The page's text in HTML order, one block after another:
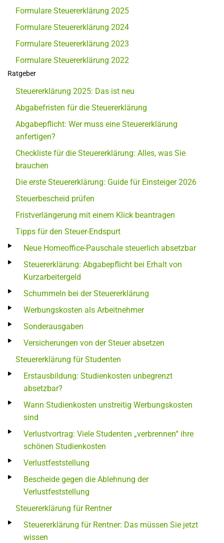
Formulare Steuererklärung 2025
Formulare Steuererklärung 2024
Formulare Steuererklärung 2023
Formulare Steuererklärung 2022
Ratgeber
Steuererklärung 2025: Das ist neu
Abgabefristen für die Steuererklärung
Abgabepflicht: Wer muss eine Steuererklärung
anfertigen?
Checkliste für die Steuererklärung: Alles, was Sie
brauchen
Die erste Steuererklärung: Guide für Einsteiger 2026
Steuerbescheid prüfen
Fristverlängerung mit einem Klick beantragen
Tipps für den Steuer-Endspurt
Neue Homeoffice-Pauschale steuerlich absetzbar
Steuererklärung: Abgabepflicht bei Erhalt von
Kurzarbeitergeld
Schummeln bei der Steuererklärung
Werbungskosten als Arbeitnehmer
Sonderausgaben
Versicherungen von der Steuer absetzen
Steuererklärung für Studenten
Erstausbildung: Studienkosten unbegrenzt
absetzbar?
Wann Studienkosten unstreitig Werbungskosten
sind
Verlustvortrag: Viele Studenten „verbrennen“ ihre
schönen Studienkosten
Verlustfeststellung
Bescheide gegen die Ablehnung der
Verlustfeststellung
Steuererklärung für Rentner
Steuererklärung für Rentner: Das müssen Sie jetzt
wissen